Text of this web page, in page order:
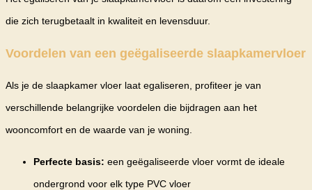
die zich terugbetaalt in kwaliteit en levensduur.
Voordelen van een geëgaliseerde slaapkamervloer
Als je de slaapkamer vloer laat egaliseren, profiteer je van
verschillende belangrijke voordelen die bijdragen aan het
wooncomfort en de waarde van je woning.
Perfecte basis: een geëgaliseerde vloer vormt de ideale
ondergrond voor elk type PVC vloer